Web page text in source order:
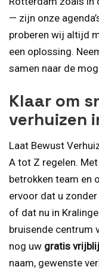
— zijn onze
proberen wij altijd
een oplossing.
samen naar de
Klaar om
verhuizen
Laat Bewust
A tot Z regelen.
betrokken team en
ervoor dat u
of dat nu in
bruisende centrum
nog uw gratis
naam, gewenste